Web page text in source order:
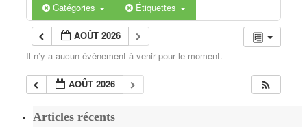
Catégories Étiquettes
AOÛT 2026
Il n’y a aucun évènement à venir pour le moment.
AOÛT 2026
Articles récents